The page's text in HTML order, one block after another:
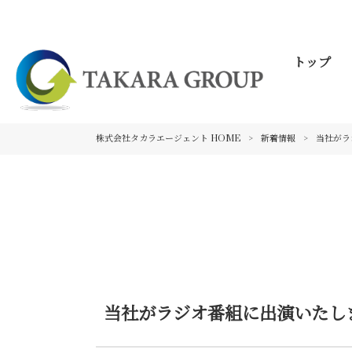
トップ
株式会社タカラエージェント HOME > 新着情報 > 当社が
当社がラジオ番組に出演いたし